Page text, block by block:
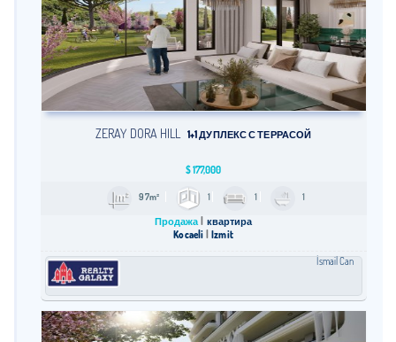
ZERAY DORA HILL 1+1 ДУПЛЕКС С ТЕРРАСОЙ
$177,000
97m² 1 1 1
Продажа
квартира
Kocaeli
İzmit
İsmail Can